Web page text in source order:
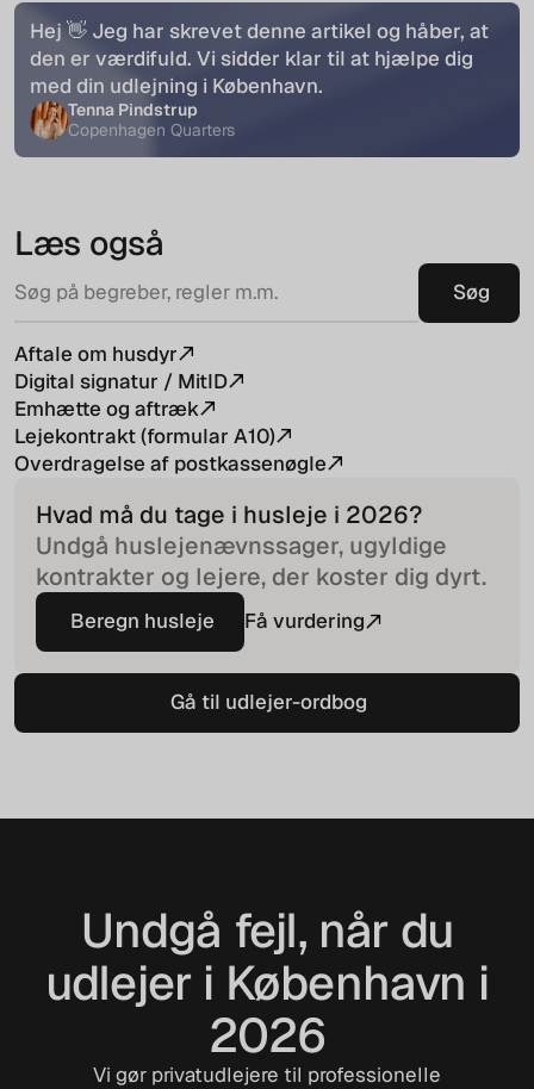
Hej 👋 Jeg har skrevet denne artikel og håber, at
den er værdifuld. Vi sidder klar til at hjælpe dig
med din udlejning i København.
Tenna Pindstrup
Copenhagen Quarters
Læs også
Aftale om husdyr
Digital signatur / MitID
Emhætte og aftræk
Lejekontrakt (formular A10)
Overdragelse af postkassenøgle
Hvad må du tage i husleje i 2026?
Undgå huslejenævnssager, ugyldige
kontrakter og lejere, der koster dig dyrt.
Beregn husleje
Beregn husleje
Få vurdering
Gå til udlejer-ordbog
Gå til udlejer-ordbog
Undgå fejl, når du
udlejer i København i
2026
Vi gør privatudlejere til professionelle